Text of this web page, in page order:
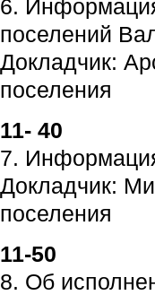
6.
поселений
Докладчик:
поселения
11- 40
7.
Докладчик:
поселения
11-50
8. Об